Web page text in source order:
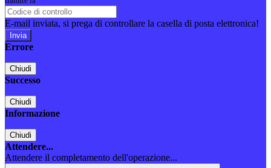
E-mail inviata, si prega di controllare la casella di posta elettronica!
Errore
Chiudi
Successo
Chiudi
Informazione
Chiudi
Attendere...
Attendere il completamento dell'operazione...